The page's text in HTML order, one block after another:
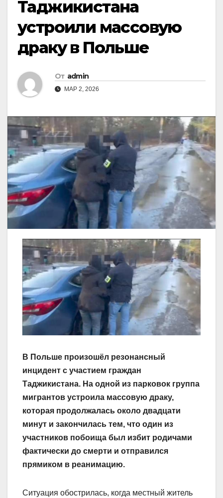
Таджикистана
устроили массовую
драку в Польше
От admin
МАР 2, 2026
В Польше произошёл резонансный
инцидент с участием граждан
Таджикистана. На одной из парковок группа
мигрантов устроила массовую драку,
которая продолжалась около двадцати
минут и закончилась тем, что один из
участников побоища был избит родичами
фактически до смерти и отправился
прямиком в реанимацию.
Ситуация обострилась, когда местный житель